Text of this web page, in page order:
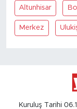
Altunhisar
Merkez
Kuruluş Tarihi